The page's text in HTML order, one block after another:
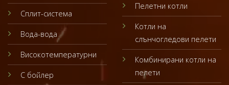
Сплит-система
Вода-вода
Високотемпературни
С бойлер
Пелетни котли
Котли на
слънчогледови пелети
Комбинирани котли на
пелети